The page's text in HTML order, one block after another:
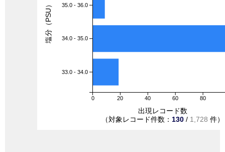
0 20 40 60 80
35.0 - 36.0
34.0 - 35.0
33.0 - 34.0
出現レコード数
（対象レコード件数： 130 / 1,728 件）
塩分（PSU）